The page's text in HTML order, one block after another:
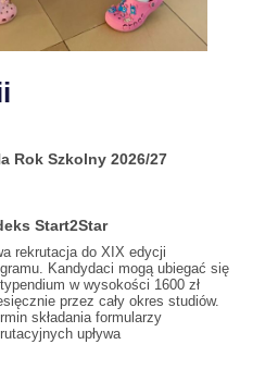
Rok Szkolny 2026/27
Start2Star
rekrutacja do XIX edycji
Kandydaci mogą ubiegać się
w wysokości 1600 zł
przez cały okres studiów.
składania formularzy
upływa